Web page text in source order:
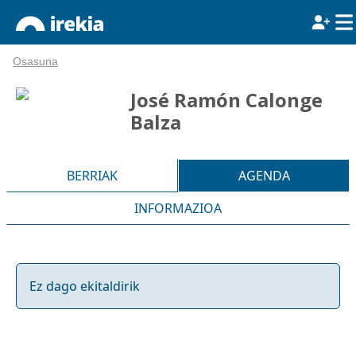
Osasuna
José Ramón Calonge
Balza
BERRIAK
AGENDA
INFORMAZIOA
Ez dago ekitaldirik